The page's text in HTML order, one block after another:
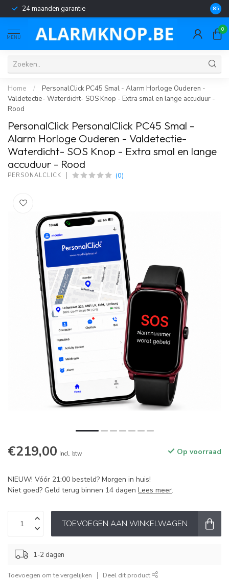
24 maanden garantie Géén
8.5
MENU
0
Home /
PersonalClick PC45 Smal - Alarm Horloge Ouderen -
Valdetectie- Waterdicht- SOS Knop - Extra smal en lange accuduur -
Rood
PersonalClick PersonalClick PC45 Smal -
Alarm Horloge Ouderen - Valdetectie-
Waterdicht- SOS Knop - Extra smal en lange
accuduur - Rood
PERSONALCLICK (0)
€219,00 Incl. btw Op voorraad
NIEUW! Vóór 21:00 besteld? Morgen in huis!
Niet goed? Geld terug binnen 14 dagen Lees meer.
TOEVOEGEN AAN WINKELWAGEN
1-2 dagen
Toevoegen om te vergelijken Deel dit product